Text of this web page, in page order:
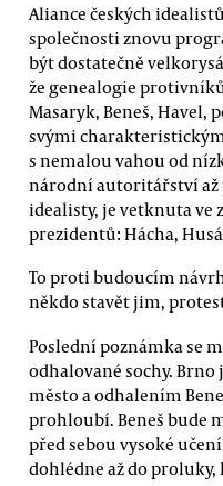
Aliance českých
společnosti znovu
být dostatečně
že genealogie
Masaryk, Beneš, Havel,
svými
s nemalou vahou od
národní autoritářství až
idealisty, je vetknuta ve
prezidentů: Hácha,
To proti budoucím
někdo stavět jim,
Poslední poznámka se
odhalované sochy. Brno
město a odhalením
prohloubí. Beneš bude
před sebou vysoké
dohlédne až do